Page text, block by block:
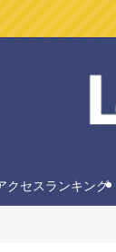
クセスランキング